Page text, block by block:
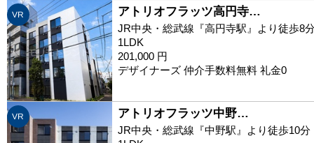
VR アトリオフラッツ高円寺…
JR中央・総武線『高円寺駅』より徒歩8
1LDK
201,000 円
デザイナーズ 仲介手数料無料 礼金0
VR アトリオフラッツ中野…
JR中央・総武線『中野駅』より徒歩10分